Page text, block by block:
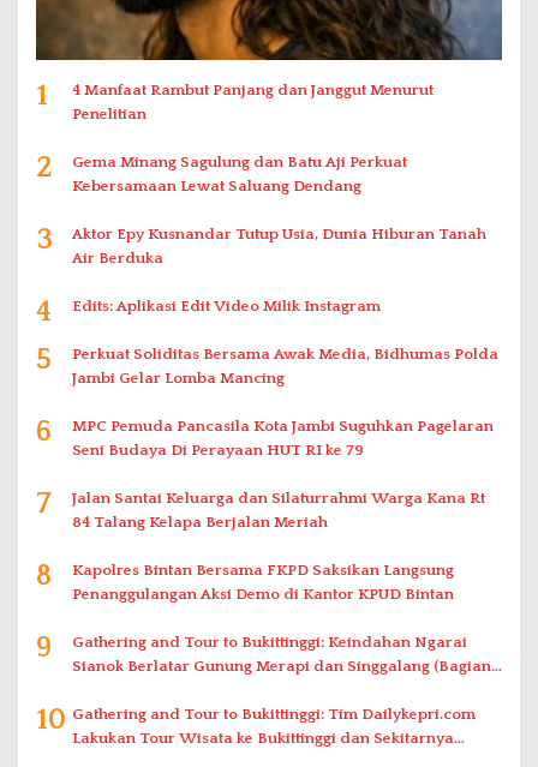
1
4 Manfaat Rambut Panjang dan Janggut Menurut
Penelitian
2
Gema Minang Sagulung dan Batu Aji Perkuat
Kebersamaan Lewat Saluang Dendang
3
Aktor Epy Kusnandar Tutup Usia, Dunia Hiburan Tanah
Air Berduka
4 Edits: Aplikasi Edit Video Milik Instagram
5
Perkuat Soliditas Bersama Awak Media, Bidhumas Polda
Jambi Gelar Lomba Mancing
6
MPC Pemuda Pancasila Kota Jambi Suguhkan Pagelaran
Seni Budaya Di Perayaan HUT RI ke 79
7
Jalan Santai Keluarga dan Silaturrahmi Warga Kana Rt
84 Talang Kelapa Berjalan Meriah
8
Kapolres Bintan Bersama FKPD Saksikan Langsung
Penanggulangan Aksi Demo di Kantor KPUD Bintan
9
Gathering and Tour to Bukittinggi: Keindahan Ngarai
Sianok Berlatar Gunung Merapi dan Singgalang (Bagian
10 Gathering and Tour to Bukittinggi: Tim Dailykepri.com
Lakukan Tour Wisata ke Bukittinggi dan Sekitarnya